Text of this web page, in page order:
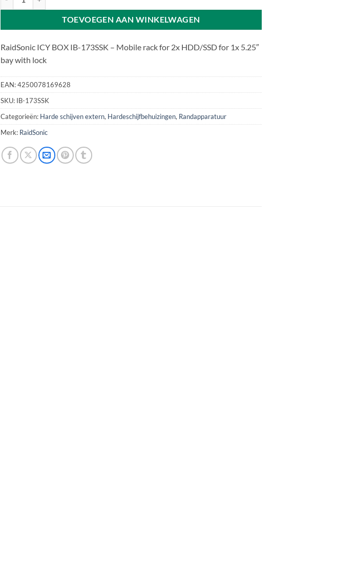
TOEVOEGEN AAN WINKELWAGEN
RaidSonic ICY BOX IB-173SSK – Mobile rack for 2x HDD/SSD for 1x 5.25″
bay with lock
EAN:4250078169628
SKU: IB-173SSK
Categorieën: Harde schijven extern, Hardeschijfbehuizingen, Randapparatuur
Merk: RaidSonic